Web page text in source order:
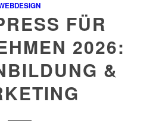
FÜR
2026:
&